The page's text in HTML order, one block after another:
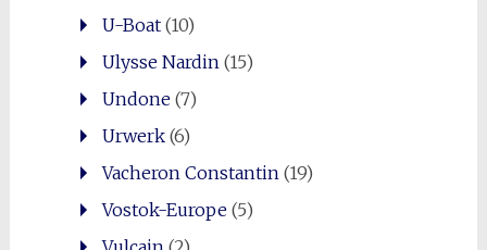
U-Boat(10)
Ulysse Nardin (15)
Undone(7)
Urwerk(6)
Vacheron Constantin (19)
Vostok-Europe(5)